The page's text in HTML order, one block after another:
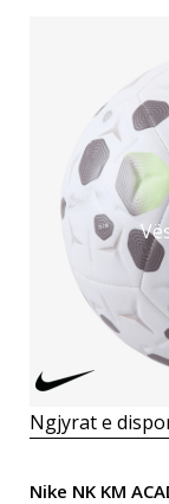
Ngjyrat e
Nike NK KM